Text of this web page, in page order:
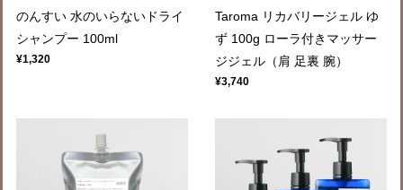
のんすい 水のいらないドライ
シャンプー 100ml
¥1,320
Taroma リカバリージェル ゆ
ず 100g ローラ付きマッサー
ジジェル（肩 足裏 腕）
¥3,740